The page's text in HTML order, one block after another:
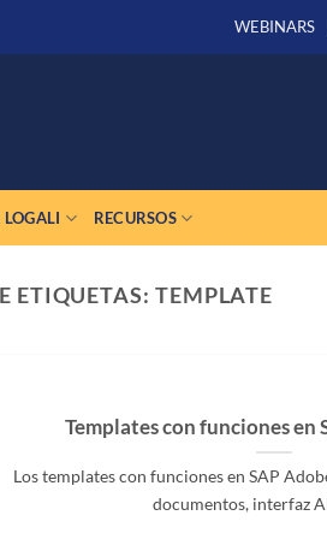
WEBINARS
LOGALI RECURSOS
ETIQUETAS: TEMPLATE
Templates con funciones en
Los templates con funciones en SAP
documentos, interfaz